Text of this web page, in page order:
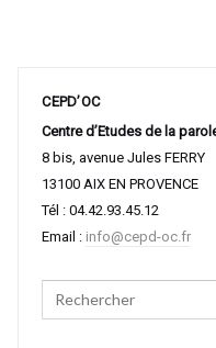
CEPD’OC
Centre d’Etudes de la
8 bis, avenue Jules FERRY
13100 AIX EN PROVENCE
Tél : 04.42.93.45.12
Email : info@cepd-oc.fr
Search